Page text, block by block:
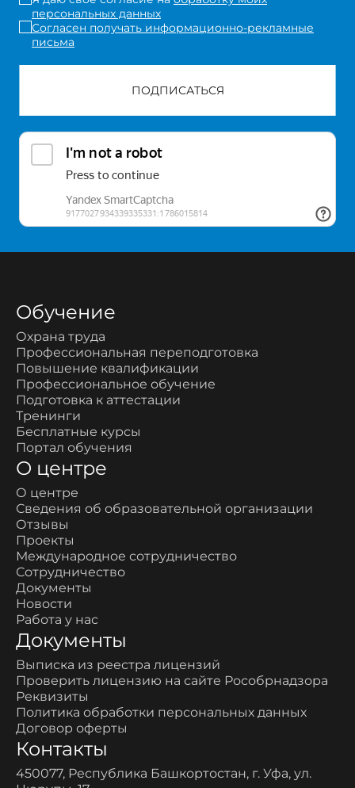
ПОДПИСАТЬСЯ
персональных данных
Согласен получать информационно-рекламные
письма
Обучение
Охрана труда
Профессиональная переподготовка
Повышение квалификации
Профессиональное обучение
Подготовка к аттестации
Тренинги
Бесплатные курсы
Портал обучения
О центре
О центре
Сведения об образовательной организации
Отзывы
Проекты
Международное сотрудничество
Сотрудничество
Документы
Новости
Работа у нас
Документы
Выписка из реестра лицензий
Проверить лицензию на сайте Рособрнадзора
Реквизиты
Политика обработки персональных данных
Договор оферты
Контакты
450077, Республика Башкортостан, г. Уфа, ул.